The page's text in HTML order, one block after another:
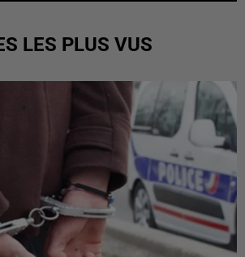
LES PLUS VUS